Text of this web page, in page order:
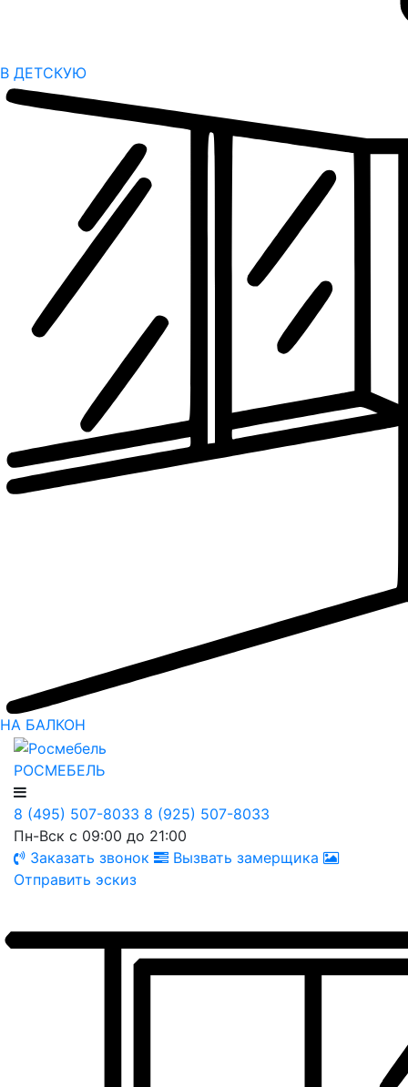
В ДЕТСКУЮ
НА БАЛКОН
РОСМЕБЕЛЬ
8 (495) 507-8033 8 (925) 507-8033
Пн-Вск с 09:00 до 21:00
Заказать звонок
Вызвать замерщика
Отправить эскиз